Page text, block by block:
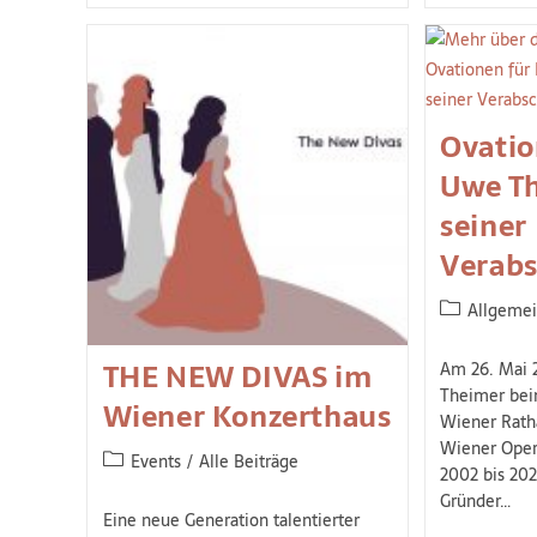
THE NEW DIVAS im
Wiener Konzerthaus
Events / Alle Beiträge
Eine neue Generation talentierter
Uwe
seiner
Am 26. Mai
Theimer
Wiener
Wiener
2002 bis
Gründer…